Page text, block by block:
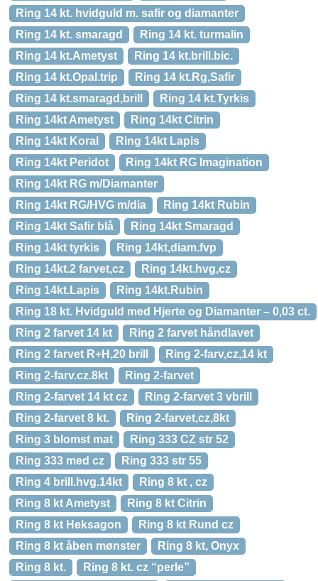
Ring 14 kt. hvidguld m. safir og diamanter
Ring 14 kt. smaragd
Ring 14 kt. turmalin
Ring 14 kt.Ametyst
Ring 14 kt.brill.bic.
Ring 14 kt.Opal.trip
Ring 14 kt.Rg,Safir
Ring 14 kt.smaragd,brill
Ring 14 kt.Tyrkis
Ring 14kt Ametyst
Ring 14kt Citrin
Ring 14kt Koral
Ring 14kt Lapis
Ring 14kt Peridot
Ring 14kt RG Imagination
Ring 14kt RG m/Diamanter
Ring 14kt RG/HVG m/dia
Ring 14kt Rubin
Ring 14kt Safir blå
Ring 14kt Smaragd
Ring 14kt tyrkis
Ring 14kt,diam.fvp
Ring 14kt.2 farvet,cz
Ring 14kt.hvg,cz
Ring 14kt.Lapis
Ring 14kt.Rubin
Ring 18 kt. Hvidguld med Hjerte og Diamanter – 0,03 ct.
Ring 2 farvet 14 kt
Ring 2 farvet håndlavet
Ring 2 farvet R+H,20 brill
Ring 2-farv,cz,14 kt
Ring 2-farv.cz.8kt
Ring 2-farvet
Ring 2-farvet 14 kt cz
Ring 2-farvet 3 vbrill
Ring 2-farvet 8 kt.
Ring 2-farvet,cz,8kt
Ring 3 blomst mat
Ring 333 CZ str 52
Ring 333 med cz
Ring 333 str 55
Ring 4 brill.hvg.14kt
Ring 8 kt , cz
Ring 8 kt Ametyst
Ring 8 kt Citrin
Ring 8 kt Heksagon
Ring 8 kt Rund cz
Ring 8 kt åben mønster
Ring 8 kt, Onyx
Ring 8 kt.
Ring 8 kt. cz “perle”